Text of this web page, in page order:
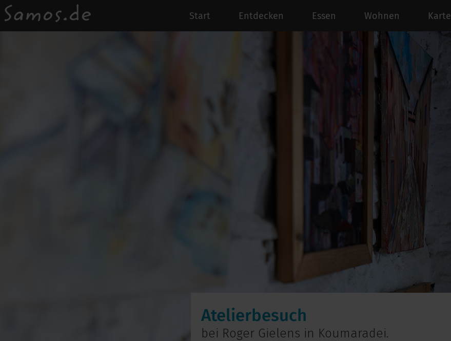
Start Entdecken Essen Wohnen Karte
Atelierbesuch
bei Roger Gielens in Koumaradei.